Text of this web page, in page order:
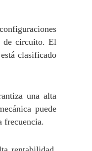
de circuito. El
clasificado
una alta
puede
frecuencia.